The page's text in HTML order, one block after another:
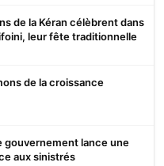
de la Kéran célèbrent dans
leur fête traditionnelle
de la croissance
gouvernement lance une
aux sinistrés